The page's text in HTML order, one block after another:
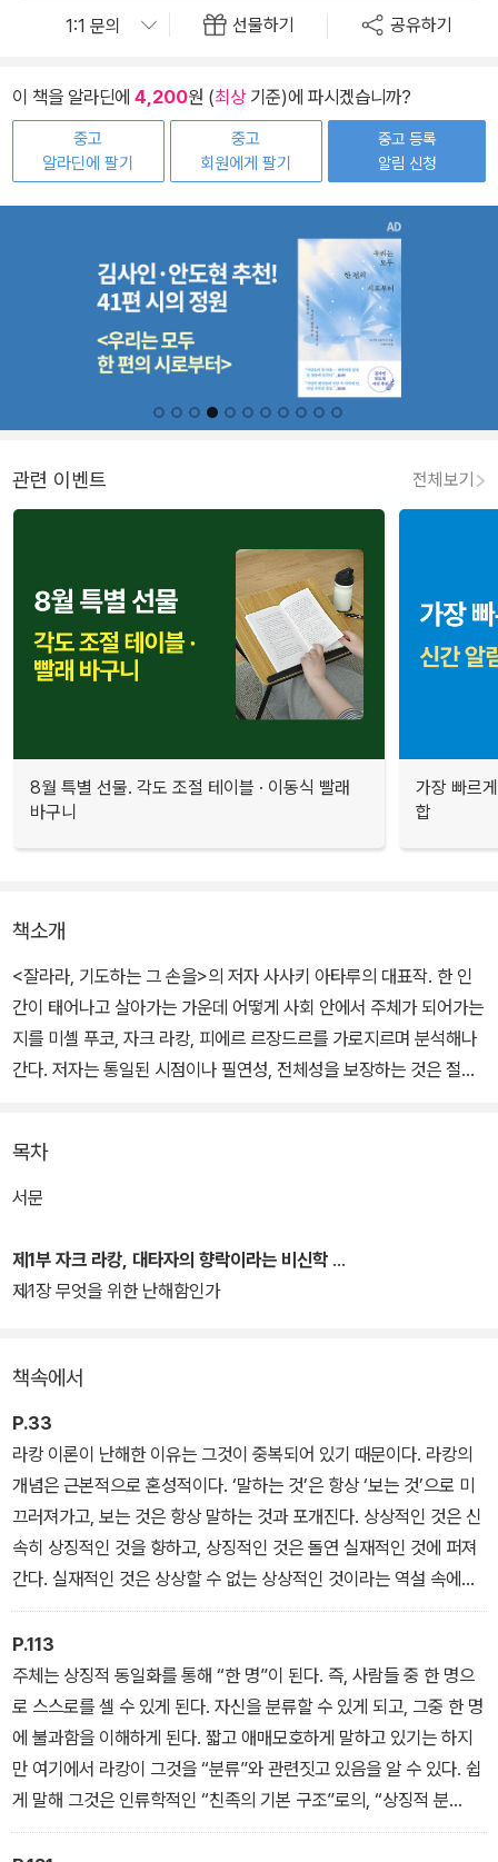
선물하기 공유하기
이 책을 알라딘에 4,200원 (최상기준)에 파시겠습니까?
중고
알라딘에 팔기
중고
회원에게 팔기
중고 등록
알림 신청
관련 이벤트 전체보기
8월 특별 선물. 각도 조절 테이블 · 이동식 빨래
바구니
가장 빠르
합
책소개
<잘라라, 기도하는 그 손을>의 저자 사사키 아타루의 대표작. 한 인
간이 태어나고 살아가는 가운데 어떻게 사회 안에서 주체가 되어가는
지를 미셸 푸코, 자크 라캉, 피에르 르장드르를 가로지르며 분석해나
간다. 저자는 통일된 시점이나 필연성, 전체성을 보장하는 것은 절대
실천과 현실과의 상호작용임을 제안한다.
에서는 정신분석학자 자크 라캉의 개념적 윤곽을 간략하게 복습하고,
제2부에서는 도그마 인류학을 내세우며 언어와 사회에 대한 흥미로
점, 정신분석과 사회학, 인류학의 축이 되는 관점을 근본 개념부터 비
판하며 주체화의 구조를 밝히려한 푸코의 궤적을 재구성한다.
긴장감 넘치고 풍부한 내용을 담고 있는 이 책은, 이 세계를 살아가는
우리의 삶에 대한 통렬한 분석과 성찰의 결과이며, 텍스트에 쓰인 말
을 있는 그대로 받아들이는 텍스트 원리주의에 대한 경고로서 향후
다양한 토론과 논의를 불러일으킬 것이다. 독자들은 이 책을 읽음으
있게 해줄 것이다.
목차
서문
제1부 자크 라캉, 대타자의 향락이라는 비신학
제1장 무엇을 위한 난해함인가
책속에서
P.33
라캉 이론이 난해한 이유는 그것이 중복되어 있기 때문이다. 라캉의
개념은 근본적으로 혼성적이다. ‘말하는 것’은 항상 ‘보는 것’으로 미
끄러져가고, 보는 것은 항상 말하는 것과 포개진다. 상상적인 것은 신
속히 상징적인 것을 향하고, 상징적인 것은 돌연 실재적인 것에 퍼져
간다. 실재적인 것은 상상할 수 없는 상상적인 것이라는 역설 속에서
만 스스로를 드러낸다.
P.113
주체는 상징적 동일화를 통해 “한 명”이 된다. 즉, 사람들 중 한 명으
로 스스로를 셀 수 있게 된다. 자신을 분류할 수 있게 되고, 그중 한 명
에 불과함을 이해하게 된다. 짧고 애매모호하게 말하고 있기는 하지
만 여기에서 라캉이 그것을 “분류”와 관련짓고 있음을 알 수 있다. 쉽
게 말해 그것은 인류학적인 “친족의 기본 구조”로의, “상징적 분
류”로의 근본적인 기입이기도 하다. 그리하여 주체는 트레 위네르(tr